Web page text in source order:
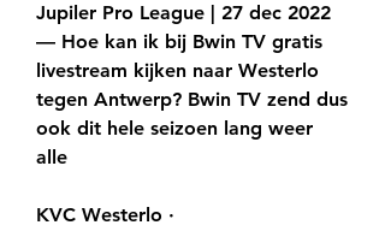
Jupiler Pro League | 27 dec 2022
— Hoe kan ik bij Bwin TV gratis
livestream kijken naar Westerlo
tegen Antwerp? Bwin TV zend dus
ook dit hele seizoen lang weer
alle
KVC Westerlo ·